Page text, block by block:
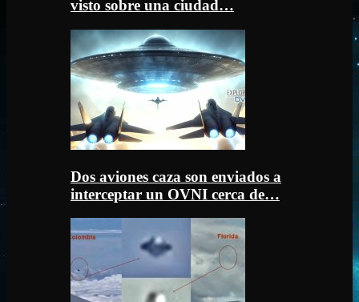
visto sobre una ciudad…
Dos aviones caza son enviados a
interceptar un OVNI cerca de…